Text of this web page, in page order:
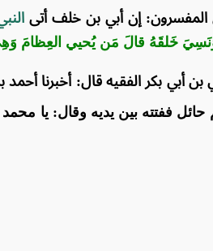
المفسرون: إن أبي بن خلف أتى
خَلقَهُ قالَ مَن يُحيي العِظامَ
بن أبي بكر الفقيه قال: أخبرنا
ففتته بين يديه وقال: يا